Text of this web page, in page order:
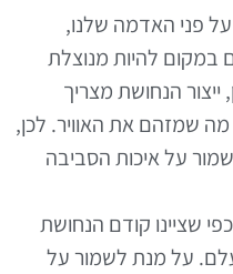
פני האדמה שלנו,
במקום להיות מנוצלת
ייצור הנחושת מצריך
מה שמזהם את האוויר. לכן,
על איכות הסביבה
כפי שציינו קודם הנחושת
על מנת לשמור על